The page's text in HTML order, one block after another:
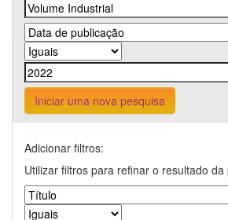
Iniciar uma nova pesquisa
Adicionar filtros:
Utilizar filtros para refinar o resultado da